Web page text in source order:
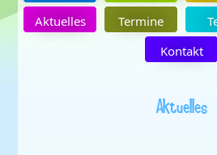
Aktuelles
Termine
Kontakt
Aktuelles